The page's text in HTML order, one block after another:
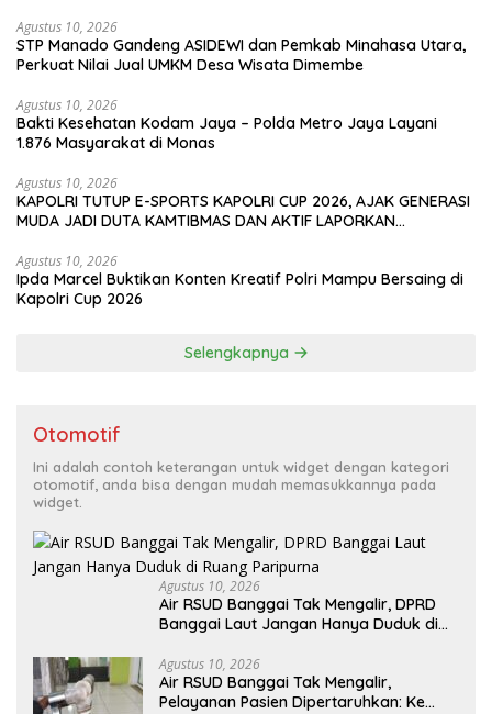
Agustus 10, 2026
‎STP Manado Gandeng ASIDEWI dan Pemkab Minahasa Utara,
Perkuat Nilai Jual UMKM Desa Wisata Dimembe
Agustus 10, 2026
Bakti Kesehatan Kodam Jaya – Polda Metro Jaya Layani
1.876 Masyarakat di Monas
Agustus 10, 2026
KAPOLRI TUTUP E-SPORTS KAPOLRI CUP 2026, AJAK GENERASI
MUDA JADI DUTA KAMTIBMAS DAN AKTIF LAPORKAN
Agustus 10, 2026
Ipda Marcel Buktikan Konten Kreatif Polri Mampu Bersaing di
Kapolri Cup 2026
Selengkapnya
Otomotif
Ini adalah contoh keterangan untuk widget dengan kategori
otomotif, anda bisa dengan mudah memasukkannya pada
widget.
Agustus 10, 2026
Air RSUD Banggai Tak Mengalir, DPRD
Banggai Laut Jangan Hanya Duduk di
Agustus 10, 2026
Air RSUD Banggai Tak Mengalir,
Pelayanan Pasien Dipertaruhkan: Ke